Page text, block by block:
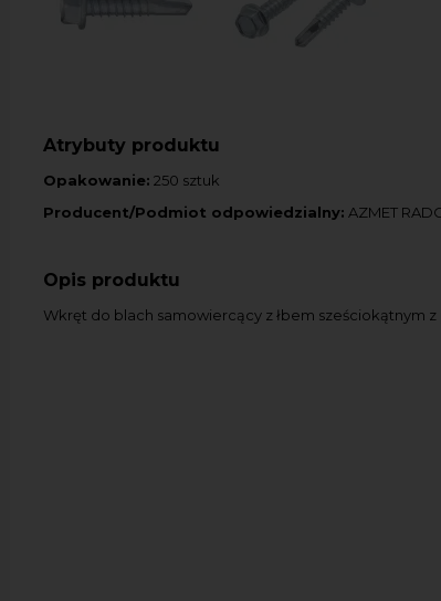
Atrybuty produktu
Opakowanie: 250 sztuk
Producent/Podmiot odpowiedzialny: AZMET
Opis produktu
Wkręt do blach samowiercący z łbem sześciokątnym z